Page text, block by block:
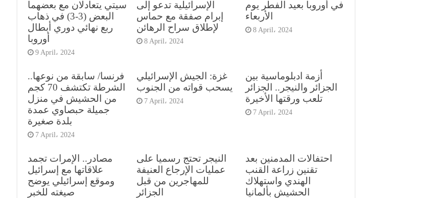
سيتي يتعادلان مع بعضهما
البعض (3-3) في ذهاب
ربع نهائي دوري أبطال
أوروبا
9 April، 2024
الإسرائيلية تدعو إلى
إبرام صفقة مع حماس
لإطلاق سراح الرهائن
8 April، 2024
في أوروبا بعيد الفطر يوم
الأربعاء
8 April، 2024
فرنسا/ سابقة من نوعها..
الشرطة تكتشف 70 كجم
من الحشيش في منزل
جميلة حبصاوي عمدة
بلدة صغيرة
7 April، 2024
غزة: الجيش الإسرائيلي
يسحب قواته من الجنوب
7 April، 2024
أزمة ادبلوماسية بين
الجزائر والنيجر.. الجزائر
تلعب ورقتها الأخيرة
7 April، 2024
مصادر.. الإمرات تجمد
علاقاتها مع إسرائيل
وموقع إسرائيلي يوضح
صيغته للخبر
النيجر تحتج رسميا على
عمليات الإرجاع العنيفة
للمهاجرين من قبل
الجزائر
احتفالات المدمنين بعد
تقنين زراعة القنب
الهندي واستهلاك
الحشيش بألمانيا